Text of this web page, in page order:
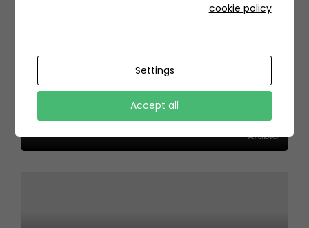
8113 Al Thoumamah Rd, Ar Rabi, Riyadh 13315, Saudi
Arabia
cookie policy
Settings
Accept all